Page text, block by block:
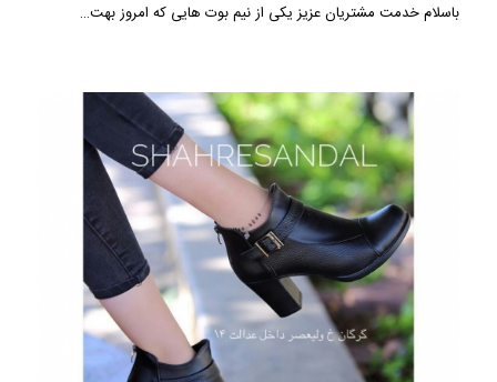
باسلام خدمت مشتریان عزیز یکی از نیم بوت هایی که امروز بهت…